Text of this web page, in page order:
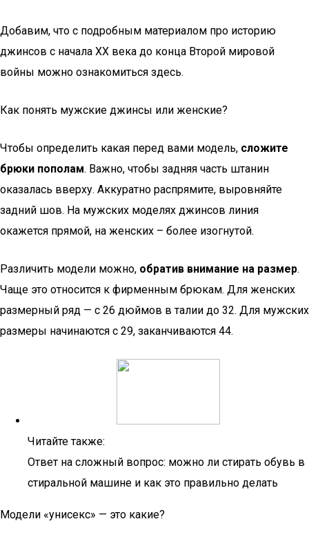
Добавим, что с подробным материалом про историю
джинсов с начала XX века до конца Второй мировой
войны можно ознакомиться здесь.
Как понять мужские джинсы или женские?
Чтобы определить какая перед вами модель, сложите
брюки пополам. Важно, чтобы задняя часть штанин
оказалась вверху. Аккуратно распрямите, выровняйте
задний шов. На мужских моделях джинсов линия
окажется прямой, на женских – более изогнутой.
Различить модели можно, обратив внимание на размер.
Чаще это относится к фирменным брюкам. Для женских
размерный ряд — с 26 дюймов в талии до 32. Для мужских
размеры начинаются с 29, заканчиваются 44.
Читайте также:
Ответ на сложный вопрос: можно ли стирать обувь в
стиральной машине и как это правильно делать
Модели «унисекс» — это какие?